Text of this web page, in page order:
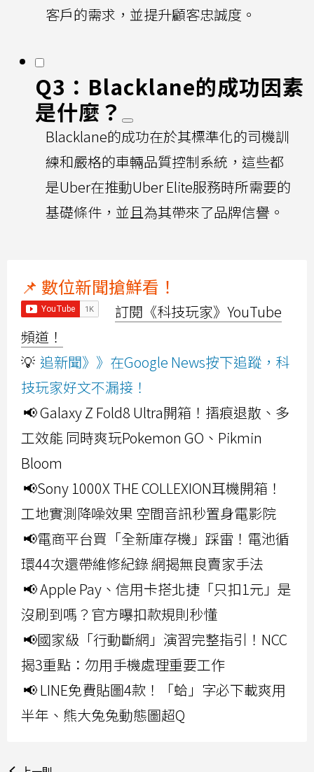
客戶的需求，並提升顧客忠誠度。
Q3：Blacklane的成功因素
是什麼？
Blacklane的成功在於其標準化的司機訓
練和嚴格的車輛品質控制系統，這些都
是Uber在推動Uber Elite服務時所需要的
基礎條件，並且為其帶來了品牌信譽。
📌 數位新聞搶鮮看！
訂閱《科技玩家》YouTube
頻道！
💡 追新聞》》在Google News按下追蹤，科
技玩家好文不漏接！
📢 Galaxy Z Fold8 Ultra開箱！摺痕退散、多
工效能 同時爽玩Pokemon GO、Pikmin
Bloom
📢Sony 1000X THE COLLEXION耳機開箱！
工地實測降噪效果 空間音訊秒置身電影院
📢電商平台買「全新庫存機」踩雷！電池循
環44次還帶維修紀錄 網揭無良賣家手法
📢 Apple Pay、信用卡搭北捷「只扣1元」是
沒刷到嗎？官方曝扣款規則秒懂
📢國家級「行動斷網」演習完整指引！NCC
揭3重點：勿用手機處理重要工作
📢 LINE免費貼圖4款！「蛤」字必下載爽用
半年、熊大兔兔動態圖超Q